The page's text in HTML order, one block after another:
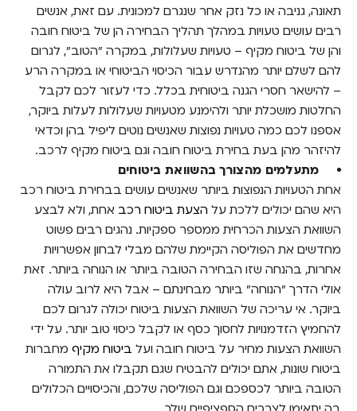
תאונה, גניבה או כל נזק אחר שנגרם למכונית. עם זאת, אנשים
רבים עושים טעויות במהלך תהליך הבחירה הן של ביטוח חובה
והן של ביטוח מקיף – טעויות שעלולות, במקרה "הטוב", לגרום
להם לשלם יותר מהנדרש עבור הכיסוי הביטוחי או במקרה הרע
– להישאר חסרי הגנה ביטוחית בכלל. כדי לעזור לכם לקבל
החלטות מושכלת יותר ולהימנע מטעויות שעלולות לעלות ביוקר,
אספנו לכם כמה טעויות נפוצות שאנשים נוטים ליפיל בהן וכדאי
להיזהר מהן בעת בחירת ביטוח חובה וגם ביטוח מקיף לרכב.
מתעלמים מהצורך בהשוואת ביטוחים
אחת הטעויות הנפוצות ביותר שאנשים עושים בבחירת ביטוח רכב
היא שהם יכולים ללכת על הצעת ביטוח רכב אחת, ולא לבצע
השוואת הצעות הכרחית ממספר ספקיות. נהגים רבים פשוט
מחדשים את הפוליסה הקיימת שלהם מבלי לבחון אפשרויות
אחרות, בהנחה שזו הבחירה הטובה ביותר או הנוחה ביותר. זאת
אולי הדרך "הנוחה" ביותר מבחינתם – אבל היא לרוב עולה
ביוקר. אי עריכה של השוואת הצעות ביטוח יכולה לגרום לכם
להחמיץ הזדמנויות לחסוך כסף או לקבל כיסוי טוב יותר. על ידי
השוואת הצעות מחיר על ביטוח חובה ועל ביטוח מקיף מחברות
ביטוח שונות, אתם יכולים להבטיח שגם תקבלו את התמורה
הטובה ביותר לכספכם וגם הפוליסה שלכם, והכיסויים הכלולים